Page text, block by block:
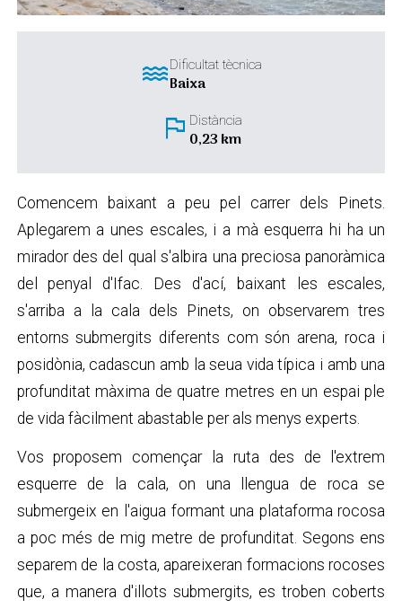
waterDificultat tècnica
Baixa
flag Distància
0,23 km
Comencem baixant a peu pel carrer dels Pinets.
Aplegarem a unes escales, i a mà esquerra hi ha un
mirador des del qual s'albira una preciosa panoràmica
del penyal d'Ifac. Des d'ací, baixant les escales,
s'arriba a la cala dels Pinets, on observarem tres
entorns submergits diferents com són arena, roca i
posidònia, cadascun amb la seua vida típica i amb una
profunditat màxima de quatre metres en un espai ple
de vida fàcilment abastable per als menys experts.
Vos proposem començar la ruta des de l'extrem
esquerre de la cala, on una llengua de roca se
submergeix en l'aigua formant una plataforma rocosa
a poc més de mig metre de profunditat. Segons ens
separem de la costa, apareixeran formacions rocoses
que, a manera d'illots submergits, es troben coberts